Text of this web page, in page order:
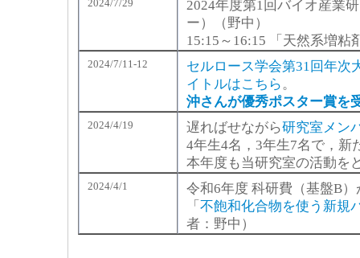
2024/7/29
2024年度第1回バイオ産業
ー）（野中）
15:15～16:15 「天然系増粘
2024/7/11-12
セルロース学会第31回年次
イトルはこちら。
沖さんが優秀ポスター賞を
2024/4/19 遅ればせながら研究室メン
4年生4名，3年生7名で，新
本年度も当研究室の活動を
2024/4/1
令和6年度 科研費（基盤B
「 不飽和化合物を使う新規
者：野中）